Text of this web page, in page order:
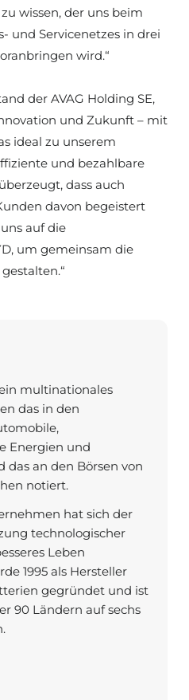
wissen, der uns beim
und Servicenetzes in drei
wird.“
der AVAG Holding SE,
und Zukunft – mit
ideal zu unserem
und bezahlbare
dass auch
davon begeistert
auf die
um gemeinsam die
multinationales
das in den
Energien und
an den Börsen von
notiert.
hat sich der
technologischer
Leben
1995 als Hersteller
gegründet und ist
90 Ländern auf sechs